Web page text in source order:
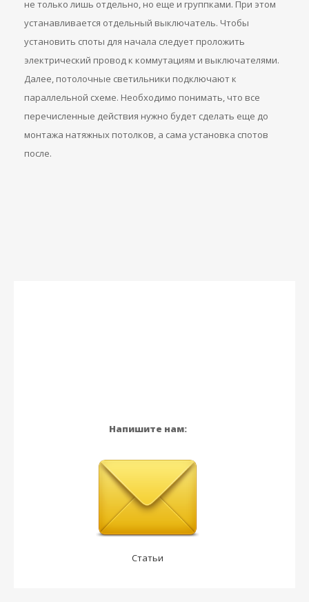
не только лишь отдельно, но еще и группками. При этом
устанавливается отдельный выключатель. Чтобы
установить споты для начала следует проложить
электрический провод к коммутациям и выключателями.
Далее, потолочные светильники подключают к
параллельной схеме. Необходимо понимать, что все
перечисленные действия нужно будет сделать еще до
монтажа натяжных потолков, а сама установка спотов
после.
Напишите нам:
Статьи